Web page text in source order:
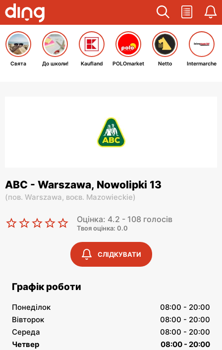
Свята До школи! Kaufland POLOmarket Netto Intermarche
ABC - Warszawa, Nowolipki 13
(пов. Warszawa, воєв. Mazowieckie)
Оцінка: 4.2 - 108 голосів
Твоя оцінка: 0.0
СЛІДКУВАТИ
Графік роботи
Понеділок
08:00 - 20:00
Вівторок
08:00 - 20:00
Середа
08:00 - 20:00
Четвер
08:00 - 20:00